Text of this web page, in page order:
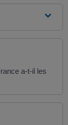
a-t-il les